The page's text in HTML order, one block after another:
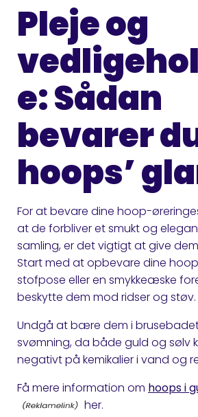
Pleje og
e: Sådan
bevarer
hoops’
For at bevare dine hoop-
at de forbliver et smukt og
samling, er det vigtigt at give
Start med at opbevare dine
stofpose eller en smykkeæske
beskytte dem mod ridser og støv.
Undgå at bære dem i
svømning, da både guld og sølv
negativt på kemikalier i vand og
Få mere information om hoops i
her.